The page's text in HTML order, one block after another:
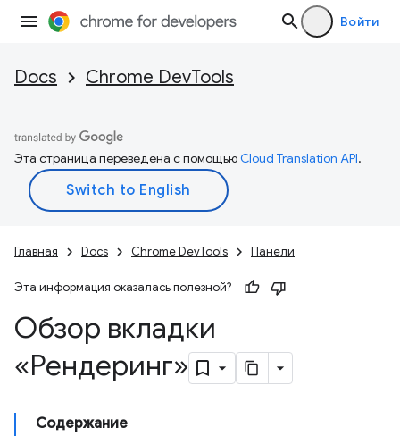
Войти
Docs Chrome DevTools
Эта страница переведена с помощьюCloud Translation API.
Главная Docs Chrome DevTools Панели
Эта информация оказалась полезной?
Обзор вкладки
«Рендеринг»
Содержание